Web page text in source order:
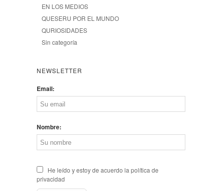
EN LOS MEDIOS
QUESERU POR EL MUNDO
QURIOSIDADES
Sin categoría
NEWSLETTER
Email:
Nombre:
He leído y estoy de acuerdo la política de
privacidad